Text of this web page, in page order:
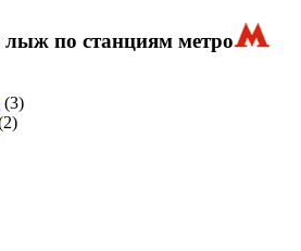
по станциям метро
(3)